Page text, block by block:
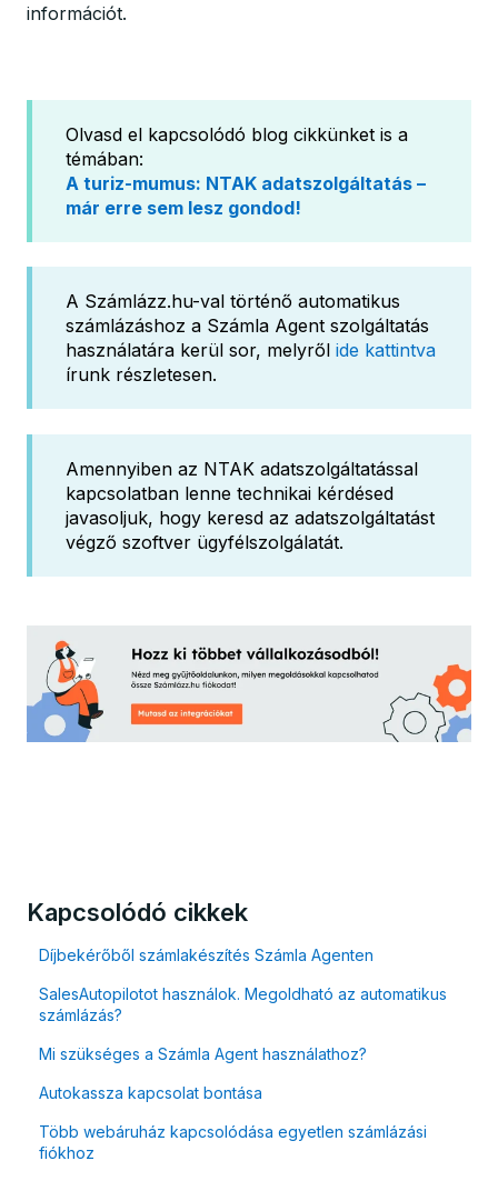
információt.
Olvasd el kapcsolódó blog cikkünket is a
témában:
A turiz-mumus: NTAK adatszolgáltatás –
már erre sem lesz gondod!
A Számlázz.hu-val történő automatikus
számlázáshoz a Számla Agent szolgáltatás
használatára kerül sor, melyről ide kattintva
írunk részletesen.
Amennyiben az NTAK adatszolgáltatással
kapcsolatban lenne technikai kérdésed
javasoljuk, hogy keresd az adatszolgáltatást
végző szoftver ügyfélszolgálatát.
Kapcsolódó cikkek
Díjbekérőből számlakészítés Számla Agenten
SalesAutopilotot használok. Megoldható az automatikus
számlázás?
Mi szükséges a Számla Agent használathoz?
Autokassza kapcsolat bontása
Több webáruház kapcsolódása egyetlen számlázási
fiókhoz